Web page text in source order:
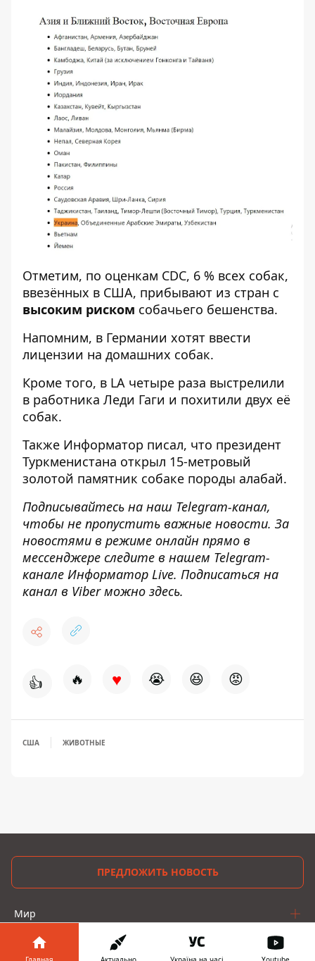
Отметим, по оценкам CDC, 6 % всех собак,
ввезённых в США, прибывают из стран с
высоким риском собачьего бешенства.
Напомним, в Германии хотят ввести
лицензии на домашних собак.
Кроме того, в LA четыре раза выстрелили
в работника Леди Гаги и похитили двух её
собак.
Также Информатор писал, что президент
Туркменистана открыл 15-метровый
золотой памятник собаке породы алабай.
Подписывайтесь на наш Telegram-канал,
чтобы не пропустить важные новости. За
новостями в режиме онлайн прямо в
мессенджере следите в нашем Telegram-
канале Информатор Live. Подписаться на
канал в Viber можно здесь.
👍 🔥 ♥ 😭 😆 😡
США ЖИВОТНЫЕ
ПРЕДЛОЖИТЬ НОВОСТЬ
Мир
Украина